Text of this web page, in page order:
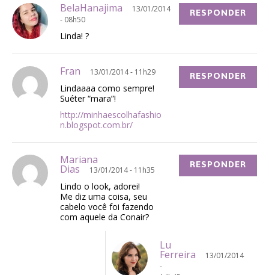
BelaHanajima
13/01/2014
- 08h50
Linda! ?
RESPONDER
Fran 13/01/2014 - 11h29
Lindaaaa como sempre!
Suéter “mara”!
http://minhaescolhafashio
n.blogspot.com.br/
RESPONDER
Mariana
Dias 13/01/2014 - 11h35
Lindo o look, adorei!
Me diz uma coisa, seu
cabelo você foi fazendo
com aquele da Conair?
RESPONDER
Lu
Ferreira
13/01/2014
-